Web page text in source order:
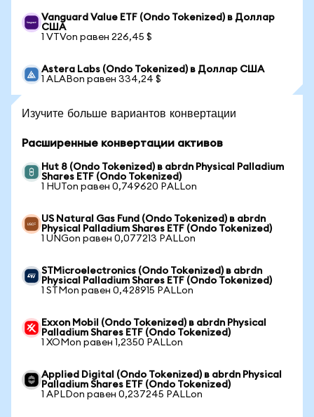
Vanguard Value ETF (Ondo Tokenized) в Доллар
США
1 VTVon равен 226,45 $
Astera Labs (Ondo Tokenized) в Доллар США
1 ALABon равен 334,24 $
Изучите больше вариантов конвертации
Расширенные конвертации активов
Hut 8 (Ondo Tokenized) в abrdn Physical Palladium
Shares ETF (Ondo Tokenized)
1 HUTon равен 0,749620 PALLon
US Natural Gas Fund (Ondo Tokenized) в abrdn
Physical Palladium Shares ETF (Ondo Tokenized)
1 UNGon равен 0,077213 PALLon
STMicroelectronics (Ondo Tokenized) в abrdn
Physical Palladium Shares ETF (Ondo Tokenized)
1 STMon равен 0,428915 PALLon
Exxon Mobil (Ondo Tokenized) в abrdn Physical
Palladium Shares ETF (Ondo Tokenized)
1 XOMon равен 1,2350 PALLon
Applied Digital (Ondo Tokenized) в abrdn Physical
Palladium Shares ETF (Ondo Tokenized)
1 APLDon равен 0,237245 PALLon